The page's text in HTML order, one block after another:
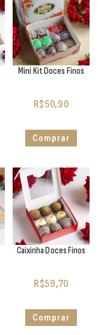
Mini Kit Doces Finos
R$50,90
Comprar
Caixinha Doces Finos
R$59,70
Comprar